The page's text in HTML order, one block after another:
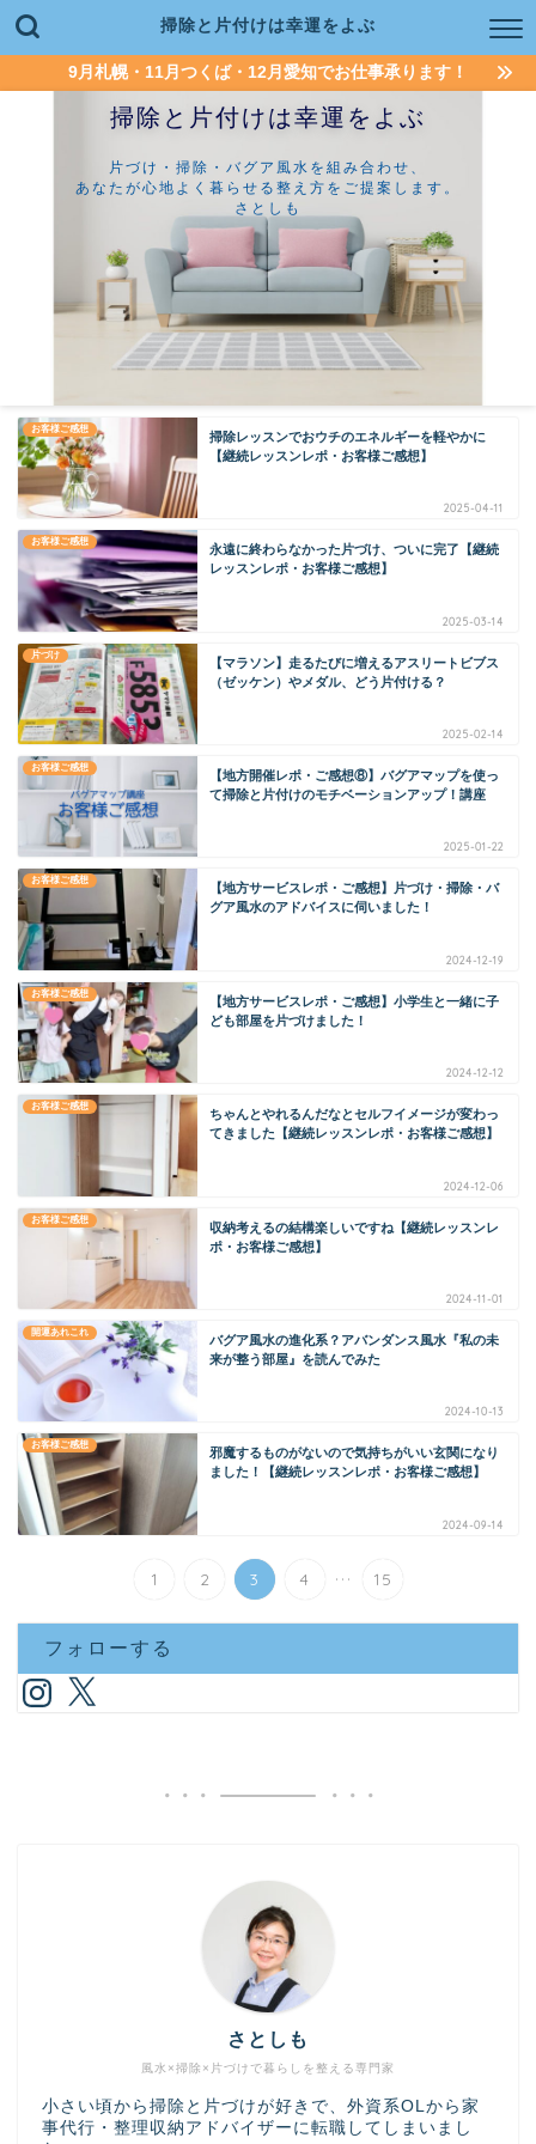
掃除と片付けは幸運をよぶ
9月札幌・11月つくば・12月愛知でお仕事承ります！
掃除と片付けは幸運をよぶ
片づけ・掃除・バグア風水を組み合わせ、
あなたが心地よく暮らせる整え方をご提案します。
さとしも
お客様ご感想
掃除レッスンでおウチのエネルギーを軽やかに
【継続レッスンレポ・お客様ご感想】
2025-04-11
お客様ご感想
永遠に終わらなかった片づけ、ついに完了【継続
レッスンレポ・お客様ご感想】
2025-03-14
片づけ
【マラソン】走るたびに増えるアスリートビブス
（ゼッケン）やメダル、どう片付ける？
2025-02-14
お客様ご感想
【地方開催レポ・ご感想⑧】バグアマップを使っ
て掃除と片付けのモチベーションアップ！講座
2025-01-22
お客様ご感想
【地方サービスレポ・ご感想】片づけ・掃除・バ
グア風水のアドバイスに伺いました！
2024-12-19
お客様ご感想
【地方サービスレポ・ご感想】小学生と一緒に子
ども部屋を片づけました！
2024-12-12
お客様ご感想
ちゃんとやれるんだなとセルフイメージが変わっ
てきました【継続レッスンレポ・お客様ご感想】
2024-12-06
お客様ご感想
収納考えるの結構楽しいですね【継続レッスンレ
ポ・お客様ご感想】
2024-11-01
開運あれこれ
バグア風水の進化系？アバンダンス風水『私の未
来が整う部屋』を読んでみた
2024-10-13
お客様ご感想
邪魔するものがないので気持ちがいい玄関になり
ました！【継続レッスンレポ・お客様ご感想】
2024-09-14
1 2 3 4 ... 15
フォローする
風水×掃除×片づけで暮らしを整える専門家
さとしも
小さい頃から掃除と片づけが好きで、外資系OLから家
事代行・整理収納アドバイザーに転職してしまいまし